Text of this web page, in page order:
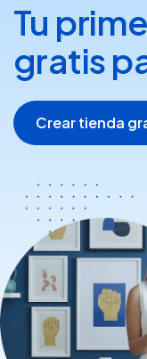
Tu
gratis
Crear tienda